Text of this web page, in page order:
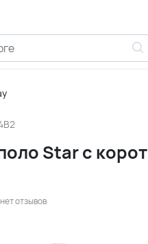
Star с
нет отзывов